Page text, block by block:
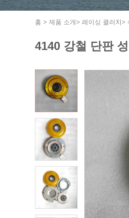
홈 > 제품 소개> 레이싱 클러치>
4140 강철 단판